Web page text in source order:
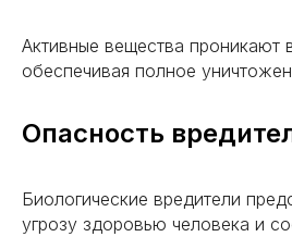
Активные вещества проникают
обеспечивая полное
Опасность
Биологические вредители
угрозу здоровью человека и
Гатчина
Всеволожск
Сосновый
Кингисепп
Волхов
Мурино